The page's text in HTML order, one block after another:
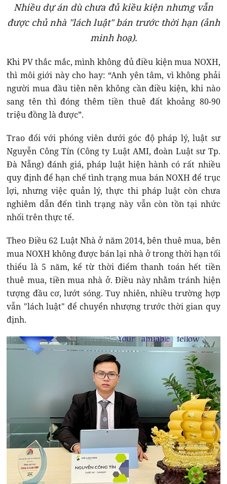
Nhiều dự án dù chưa đủ kiều kiện nhưng vẫn
được chủ nhà "lách luật" bán trước thời hạn (ảnh
minh hoạ).
Khi PV thắc mắc, mình không đủ điều kiện mua NOXH,
thì môi giới này cho hay: “Anh yên tâm, vì không phải
người mua đầu tiên nên không cần điều kiện, khi nào
sang tên thì đóng thêm tiền thuê đất khoảng 80-90
triệu đồng là được”.
Trao đổi với phóng viên dưới góc độ pháp lý, luật sư
Nguyễn Công Tín (Công ty Luật AMI, đoàn Luật sư Tp.
Đà Nẵng) đánh giá, pháp luật hiện hành có rất nhiều
quy định để hạn chế tình trạng mua bán NOXH để trục
lợi, nhưng việc quản lý, thực thi pháp luật còn chưa
nghiêm dẫn đến tình trạng này vẫn còn tồn tại nhức
nhối trên thực tế.
Theo Điều 62 Luật Nhà ở năm 2014, bên thuê mua, bên
mua NOXH không được bán lại nhà ở trong thời hạn tối
thiểu là 5 năm, kể từ thời điểm thanh toán hết tiền
thuê mua, tiền mua nhà ở. Điều này nhằm tránh hiện
tượng đầu cơ, lướt sóng. Tuy nhiên, nhiều trường hợp
vẫn "lách luật" để chuyển nhượng trước thời gian quy
định.